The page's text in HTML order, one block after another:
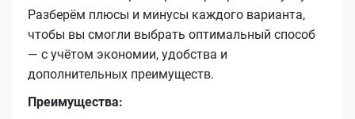
Разберём плюсы и минусы каждого варианта,
чтобы вы смогли выбрать оптимальный способ
— с учётом экономии, удобства и
дополнительных преимуществ.
Преимущества: